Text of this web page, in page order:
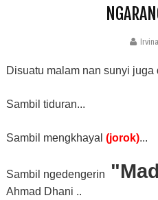
Disuatu malam nan sunyi juga
Sambil tiduran...
Sambil mengkhayal (jorok)...
Sambil ngedengerin
Ahmad Dhani ..